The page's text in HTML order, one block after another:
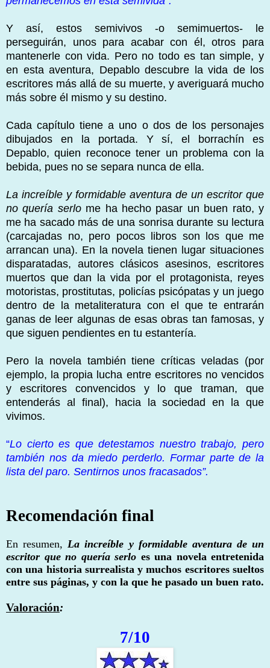
Y así, estos semivivos -o semimuertos- le
perseguirán, unos para acabar con él, otros para
mantenerle con vida. Pero no todo es tan simple, y
en esta aventura, Depablo descubre la vida de los
escritores más allá de su muerte, y averiguará mucho
más sobre él mismo y su destino.
Cada capítulo tiene a uno o dos de los personajes
dibujados en la portada. Y sí, el borrachín es
Depablo, quien reconoce tener un problema con la
bebida, pues no se separa nunca de ella.
La increíble y formidable aventura de un escritor que
no quería serlome ha hecho pasar un buen rato, y
me ha sacado más de una sonrisa durante su lectura
(carcajadas no, pero pocos libros son los que me
arrancan una). En la novela tienen lugar situaciones
disparatadas, autores clásicos asesinos, escritores
muertos que dan la vida por el protagonista, reyes
motoristas, prostitutas, policías psicópatas y un juego
dentro de la metaliteratura con el que te entrarán
ganas de leer algunas de esas obras tan famosas, y
que siguen pendientes en tu estantería.
Pero la novela también tiene críticas veladas (por
ejemplo, la propia lucha entre escritores no vencidos
y escritores convencidos y lo que traman, que
entenderás al final), hacia la sociedad en la que
vivimos.
“Lo cierto es que detestamos nuestro trabajo, pero
también nos da miedo perderlo. Formar parte de la
lista del paro. Sentirnos unos fracasados”.
Recomendación final
En resumen, La increíble y formidable aventura de un
escritor que no quería serlo es una novela entretenida
con una historia surrealista y muchos escritores sueltos
entre sus páginas, y con la que he pasado un buen rato.
Valoración:
7/10